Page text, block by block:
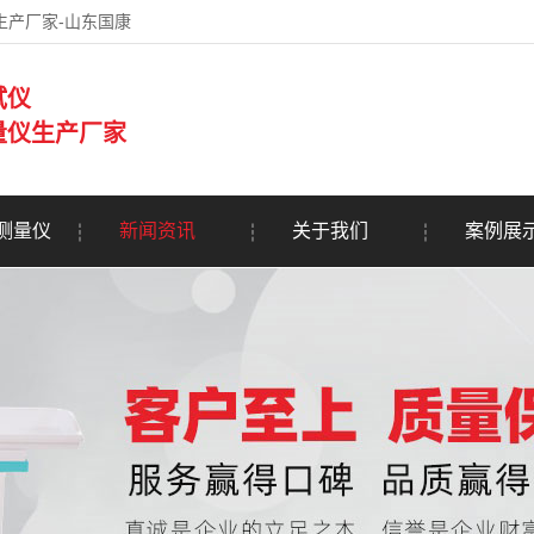
产厂家-山东国康
仪
仪生产厂家
量仪 新闻资讯 关于我们 案例展